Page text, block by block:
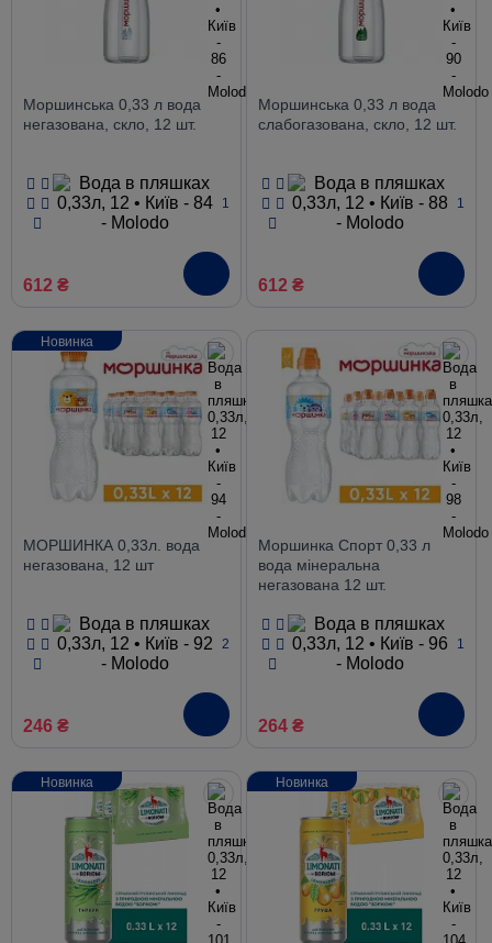
Моршинська 0,33 л вода
негазована, скло, 12 шт.
1
612 ₴
Моршинська 0,33 л вода
слабогазована, скло, 12 шт.
1
612 ₴
МОРШИНКА 0,33л. вода
негазована, 12 шт
2
246 ₴
Новинка
Моршинка Спорт 0,33 л
вода мінеральна
негазована 12 шт.
1
264 ₴
Новинка Новинка